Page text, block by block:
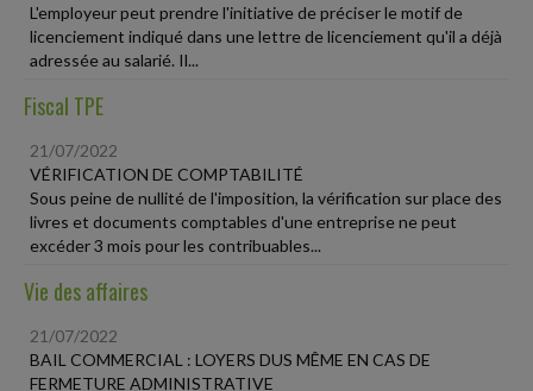
L'employeur peut prendre l'initiative de préciser le motif de
licenciement indiqué dans une lettre de licenciement qu'il a déjà
adressée au salarié. Il...
Fiscal TPE
21/07/2022
VÉRIFICATION DE COMPTABILITÉ
Sous peine de nullité de l'imposition, la vérification sur place des
livres et documents comptables d'une entreprise ne peut
excéder 3 mois pour les contribuables...
Vie des affaires
21/07/2022
BAIL COMMERCIAL : LOYERS DUS MÊME EN CAS DE
FERMETURE ADMINISTRATIVE